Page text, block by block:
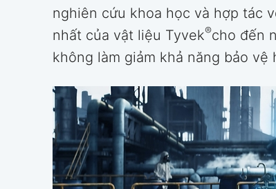
nghiên cứu khoa học và hợp tác
nhất của vật liệu Tyvek®cho đến
không làm giảm khả năng bảo vệ